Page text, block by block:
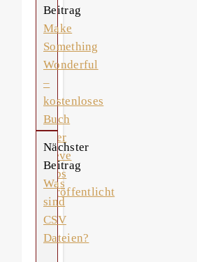
Beitrag
Make
Something
Wonderful
–
kostenloses
Buch
über
Steve
Jobs
veröffentlicht
Nächster
Beitrag
Was
sind
CSV
Dateien?